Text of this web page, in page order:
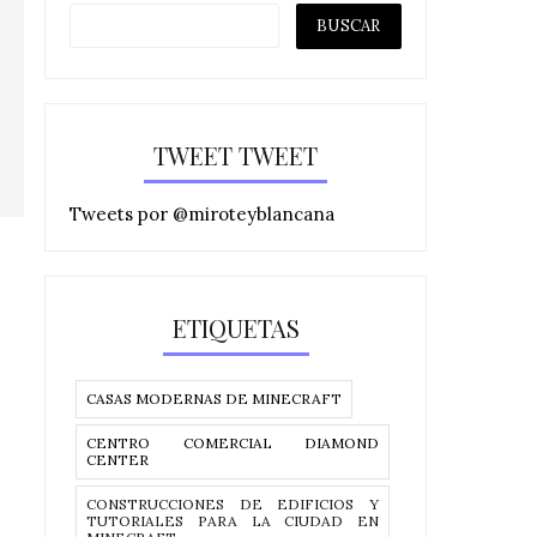
TWEET TWEET
Tweets por @miroteyblancana
ETIQUETAS
CASAS MODERNAS DE MINECRAFT
CENTRO COMERCIAL DIAMOND
CENTER
CONSTRUCCIONES DE EDIFICIOS Y
TUTORIALES PARA LA CIUDAD EN